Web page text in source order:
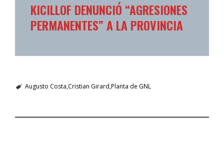
KICILLOF DENUNCIÓ “AGRESIONES
PERMANENTES” A LA PROVINCIA
Augusto Costa Cristian Girard Planta de GNL